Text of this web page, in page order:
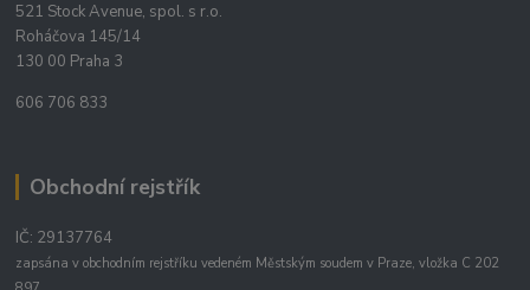
521 Stock Avenue, spol. s r.o.
Roháčova 145/14
130 00 Praha 3
606 706 833
Obchodní rejstřík
IČ: 29137764
zapsána v obchodním rejstříku vedeném Městským soudem v Praze, vložka C 202